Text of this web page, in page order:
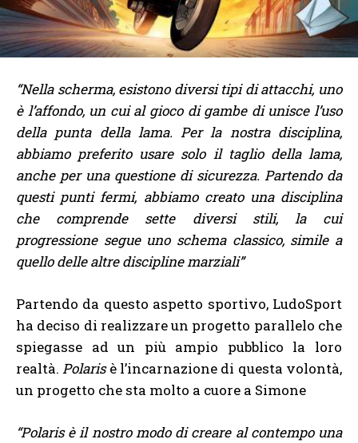
“Nella scherma, esistono diversi tipi di attacchi, uno
è l’affondo, un cui al gioco di gambe di unisce l’uso
della punta della lama. Per la nostra disciplina,
abbiamo preferito usare solo il taglio della lama,
anche per una questione di sicurezza. Partendo da
questi punti fermi, abbiamo creato una disciplina
che comprende sette diversi stili, la cui
progressione segue uno schema classico, simile a
quello delle altre discipline marziali”
Partendo da questo aspetto sportivo, LudoSport
ha deciso di realizzare un progetto parallelo che
spiegasse ad un più ampio pubblico la loro
realtà.Polarisè l’incarnazione di questa volontà,
un progetto che sta molto a cuore a Simone
“Polaris è il nostro modo di creare al contempo una